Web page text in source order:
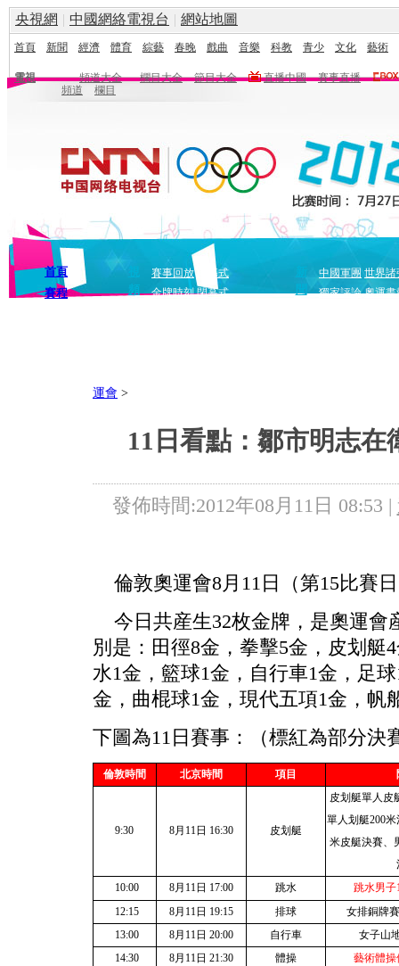
央視網 | 中國網絡電視台 | 網站地圖
首頁 新聞 經濟 體育 綜藝 春晚 戲曲 音樂 科教 青少 文化 藝術
電視 頻道大全 欄目大全 節目大全 直播中國
賽事直播
頻道
欄目
首頁
賽程
頻
賽事回放
開幕式
金牌時刻 閉幕式
中國軍團 世界諸
獨家評論 奧運畫
運會 >
11日看點：鄒市明志在
發佈時間:2012年08月11日 08:53 |
倫敦奧運會8月11日（第15比賽
今日共産生32枚金牌，是奧運會
別是：田徑8金，拳擊5金，皮划艇
水1金，籃球1金，自行車1金，足
金，曲棍球1金，現代五項1金，帆
下圖為11日賽事：（標紅為部分決
倫敦時間 北京時間 項目
9:30 8月 11日 16:30 皮划艇
皮划艇單人皮
單人划艇200米
米皮艇決賽、
10:00
8月 11日 17:00 跳水 跳水男子
12:15
8月 11日 19:15 排球
女排銅牌
13:00
8月 11日 20:00 自行車
女子山
14:30
8月 11日 21:30 體操
藝術體操